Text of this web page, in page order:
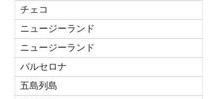
チェコ
ニュージーランド
ニュージーランド
バルセロナ
五島列島